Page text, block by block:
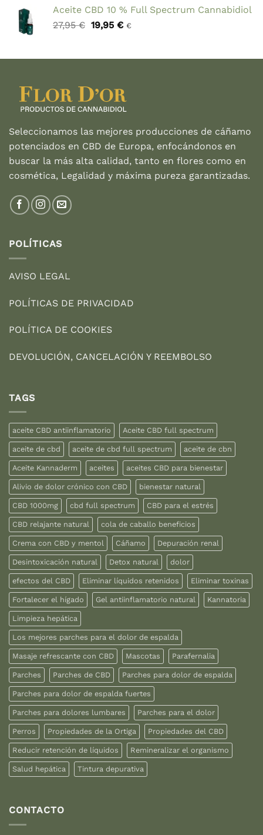
Aceite CBD 10 % Full Spectrum Cannabidiol
27,95€ El
era:
19,95 €El
es:
€
Seleccionamos las mejores producciones de cáñamo
potenciados en CBD de Europa, enfocándonos en
buscar la más alta calidad, tanto en flores como en
cosmética, Legalidad y máxima pureza garantizadas.
POLÍTICAS
AVISO LEGAL
POLÍTICAS DE PRIVACIDAD
POLÍTICA DE COOKIES
DEVOLUCIÓN, CANCELACIÓN Y REEMBOLSO
TAGS
aceite CBD antiinflamatorio Aceite CBD full spectrum
aceite de cbd aceite de cbd full spectrum aceite de cbn
Aceite Kannaderm aceites aceites CBD para bienestar
Alivio de dolor crónico con CBD bienestar natural
CBD 1000mg cbd full spectrum CBD para el estrés
CBD relajante natural cola de caballo beneficios
Crema con CBD y mentol Cáñamo Depuración renal
Desintoxicación natural Detox natural dolor
efectos del CBD Eliminar líquidos retenidos Eliminar toxinas
Fortalecer el hígado Gel antiinflamatorio natural Kannatoria
Limpieza hepática
Los mejores parches para el dolor de espalda
Masaje refrescante con CBD Mascotas Parafernalia
Parches Parches de CBD Parches para dolor de espalda
Parches para dolor de espalda fuertes
Parches para dolores lumbares Parches para el dolor
Perros Propiedades de la Ortiga Propiedades del CBD
Reducir retención de líquidos Remineralizar el organismo
Salud hepática Tintura depurativa
CONTACTO